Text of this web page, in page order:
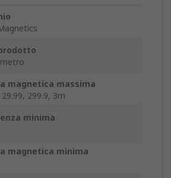
magnetica massima
299.9, 3m
minima
magnetica minima